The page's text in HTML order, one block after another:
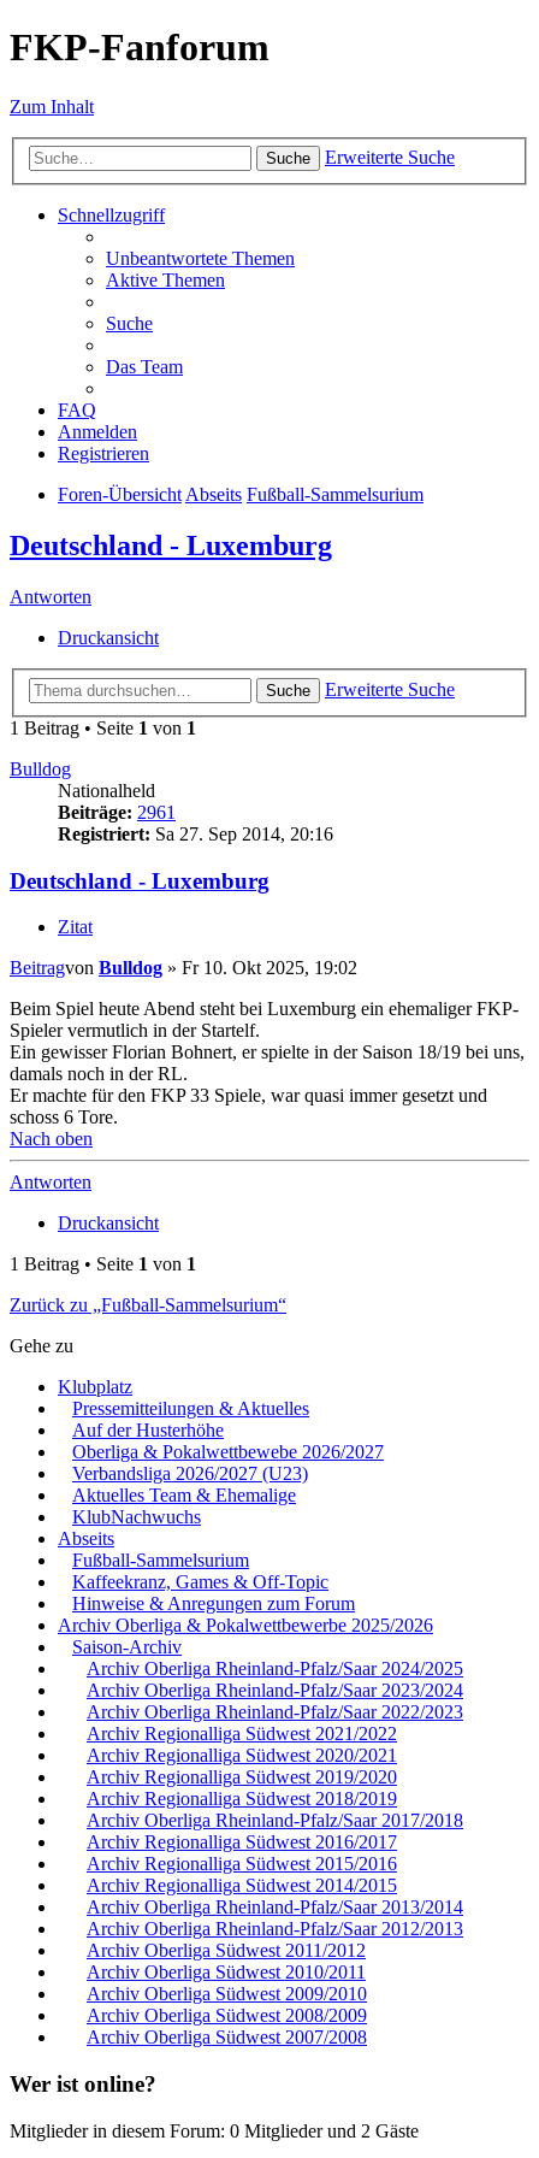
FKP-Fanforum
Zum Inhalt
Suche Erweiterte Suche
Schnellzugriff
Unbeantwortete Themen
Aktive Themen
Suche
Das Team
FAQ
Anmelden
Registrieren
Foren-ÜbersichtAbseits Fußball-Sammelsurium
Deutschland - Luxemburg
Antworten
Druckansicht
Suche
Erweiterte Suche
1 Beitrag • Seite 1 von 1
Bulldog
Nationalheld
Beiträge: 2961
Registriert: Sa 27. Sep 2014, 20:16
Deutschland - Luxemburg
Zitat
Beitragvon Bulldog » Fr 10. Okt 2025, 19:02
Beim Spiel heute Abend steht bei Luxemburg ein ehemaliger FKP-
Spieler vermutlich in der Startelf.
Ein gewisser Florian Bohnert, er spielte in der Saison 18/19 bei uns,
damals noch in der RL.
Er machte für den FKP 33 Spiele, war quasi immer gesetzt und
schoss 6 Tore.
Nach oben
Antworten
Druckansicht
1 Beitrag • Seite 1 von 1
Zurück zu „Fußball-Sammelsurium“
Gehe zu
Klubplatz
Pressemitteilungen & Aktuelles
Auf der Husterhöhe
Oberliga & Pokalwettbewebe 2026/2027
Verbandsliga 2026/2027 (U23)
Aktuelles Team & Ehemalige
KlubNachwuchs
Abseits
Fußball-Sammelsurium
Kaffeekranz, Games & Off-Topic
Hinweise & Anregungen zum Forum
Archiv Oberliga & Pokalwettbewerbe 2025/2026
Saison-Archiv
Archiv Oberliga Rheinland-Pfalz/Saar 2024/2025
Archiv Oberliga Rheinland-Pfalz/Saar 2023/2024
Archiv Oberliga Rheinland-Pfalz/Saar 2022/2023
Archiv Regionalliga Südwest 2021/2022
Archiv Regionalliga Südwest 2020/2021
Archiv Regionalliga Südwest 2019/2020
Archiv Regionalliga Südwest 2018/2019
Archiv Oberliga Rheinland-Pfalz/Saar 2017/2018
Archiv Regionalliga Südwest 2016/2017
Archiv Regionalliga Südwest 2015/2016
Archiv Regionalliga Südwest 2014/2015
Archiv Oberliga Rheinland-Pfalz/Saar 2013/2014
Archiv Oberliga Rheinland-Pfalz/Saar 2012/2013
Archiv Oberliga Südwest 2011/2012
Archiv Oberliga Südwest 2010/2011
Archiv Oberliga Südwest 2009/2010
Archiv Oberliga Südwest 2008/2009
Archiv Oberliga Südwest 2007/2008
Wer ist online?
Mitglieder in diesem Forum: 0 Mitglieder und 2 Gäste